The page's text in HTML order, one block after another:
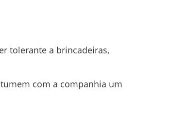
tolerante a brincadeiras,
com a companhia um